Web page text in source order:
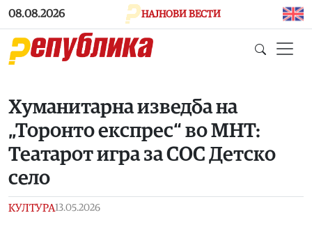
Skip to main content
08.08.2026 НАЈНОВИ ВЕСТИ
Хуманитарна изведба на
„Торонто експрес“ во МНТ:
Театарот игра за СОС Детско
село
КУЛТУРА13.05.2026